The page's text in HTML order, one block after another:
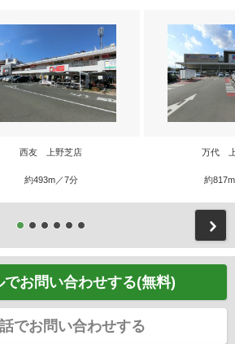
西友 上野芝店
約493m／7分
万代
約
でお問い合わせする(無料)
でお問い合わせする